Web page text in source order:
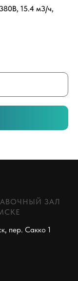
15.4 м3/ч,
ЗАЛ
пер. Сакко 1